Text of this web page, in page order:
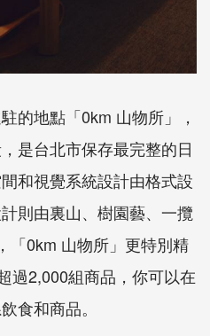
的地點「0km 山物所」，
是台北市保存最完整的日
和視覺系統設計由格式設
則由裏山、樹園藝、一攬
「0km 山物所」更特別精
過2,000組商品，你可以在
食和商品。